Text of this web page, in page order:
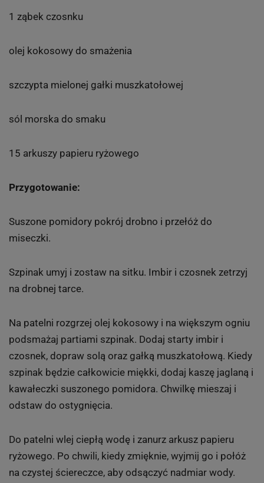
1 ząbek czosnku
olej kokosowy do smażenia
szczypta mielonej gałki muszkatołowej
sól morska do smaku
15 arkuszy papieru ryżowego
Przygotowanie:
Suszone pomidory pokrój drobno i przełóż do
miseczki.
Szpinak umyj i zostaw na sitku. Imbir i czosnek zetrzyj
na drobnej tarce.
Na patelni rozgrzej olej kokosowy i na większym ogniu
podsmażaj partiami szpinak. Dodaj starty imbir i
czosnek, dopraw solą oraz gałką muszkatołową. Kiedy
szpinak będzie całkowicie miękki, dodaj kaszę jaglaną i
kawałeczki suszonego pomidora. Chwilkę mieszaj i
odstaw do ostygnięcia.
Do patelni wlej ciepłą wodę i zanurz arkusz papieru
ryżowego. Po chwili, kiedy zmięknie, wyjmij go i połóż
na czystej ściereczce, aby odsączyć nadmiar wody.